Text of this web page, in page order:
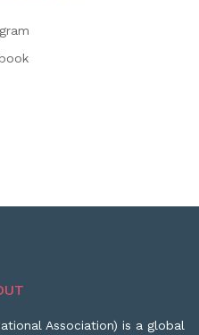
Association) is a global